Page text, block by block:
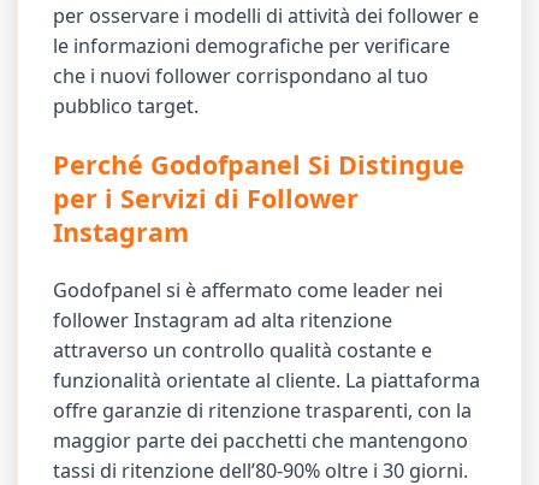
per osservare i modelli di attività dei follower e
le informazioni demografiche per verificare
che i nuovi follower corrispondano al tuo
pubblico target.
Perché Godofpanel Si Distingue
per i Servizi di Follower
Instagram
Godofpanel si è affermato come leader nei
follower Instagram ad alta ritenzione
attraverso un controllo qualità costante e
funzionalità orientate al cliente. La piattaforma
offre garanzie di ritenzione trasparenti, con la
maggior parte dei pacchetti che mantengono
tassi di ritenzione dell’80-90% oltre i 30 giorni.